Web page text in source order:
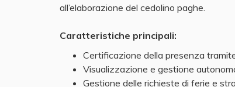
all’elaborazione del cedolino paghe.
Caratteristiche principali:
Certificazione della presenza
Visualizzazione e gestione
Gestione delle richieste di ferie e